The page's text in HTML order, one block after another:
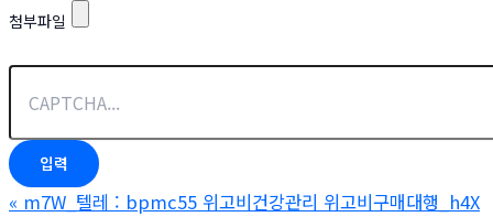
첨부파일
« m7W_텔레 : bpmc55 위고비건강관리 위고비구매대행_h4X